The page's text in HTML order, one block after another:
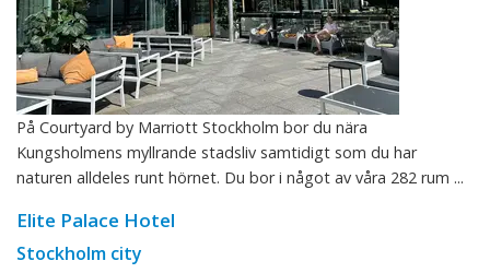
På Courtyard by Marriott Stockholm bor du nära
Kungsholmens myllrande stadsliv samtidigt som du har
naturen alldeles runt hörnet. Du bor i något av våra 282 rum ...
Elite Palace Hotel
Stockholm city